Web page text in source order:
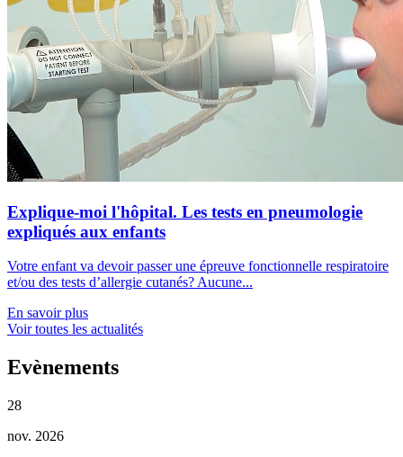
Explique-moi l'hôpital. Les tests en pneumologie
expliqués aux enfants
Votre enfant va devoir passer une épreuve fonctionnelle respiratoire
et/ou des tests d’allergie cutanés? Aucune...
En savoir plus
Voir toutes les actualités
Evènements
28
nov. 2026